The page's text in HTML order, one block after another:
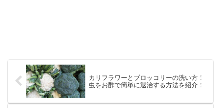
カリフラワーとブロッコリーの洗い方！
虫をお酢で簡単に退治する方法を紹介！